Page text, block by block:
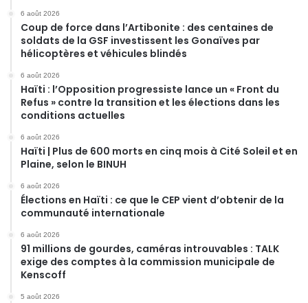
6 août 2026
Coup de force dans l’Artibonite : des centaines de
soldats de la GSF investissent les Gonaïves par
hélicoptères et véhicules blindés
6 août 2026
Haïti : l’Opposition progressiste lance un « Front du
Refus » contre la transition et les élections dans les
conditions actuelles
6 août 2026
Haïti | Plus de 600 morts en cinq mois à Cité Soleil et en
Plaine, selon le BINUH
6 août 2026
Élections en Haïti : ce que le CEP vient d’obtenir de la
communauté internationale
6 août 2026
91 millions de gourdes, caméras introuvables : TALK
exige des comptes à la commission municipale de
Kenscoff
5 août 2026